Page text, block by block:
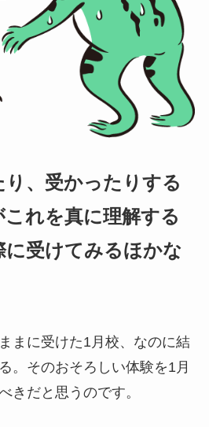
、受かったりする
これを真に理解する
に受けてみるほかな
まに受けた1月校、なのに結
。そのおそろしい体験を1月
きだと思うのです。